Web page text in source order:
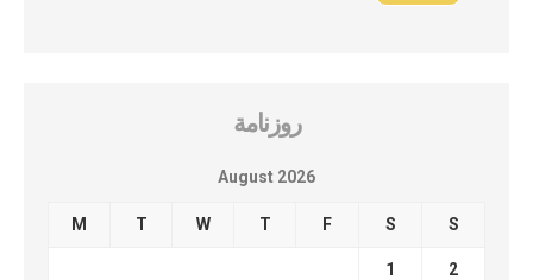
روزنامة
August 2026
M T W T F S S
1 2